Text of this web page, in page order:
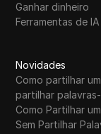
WhatsApp
Yahoo Gemini
YouTube
YouTube
Ganhar dinheiro
Ferramentas de IA
Novidades
Como partilhar
partilhar
Como Partilhar
Sem Partilhar